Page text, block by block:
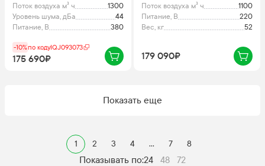
Поток воздуха м³ ч
1300
Уровень шума, дБа
44
Питание, В
380
-10%по кодуIQJ093073
175 690₽
Поток воздуха м³ ч
1100
Питание, В
220
Вес, кг
52
179 090₽
Показать еще
1 2 3 4 ... 7 8
Показывать по:24 48 72